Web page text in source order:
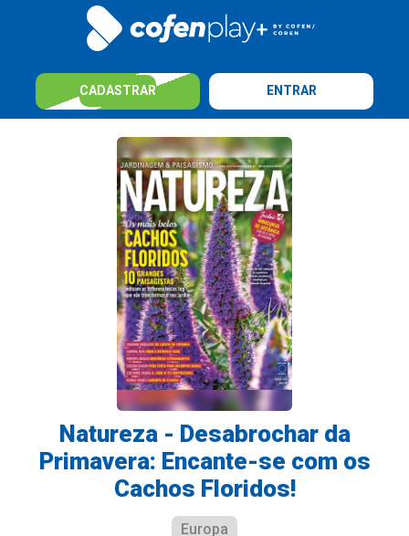
CADASTRAR ENTRAR
Natureza - Desabrochar da
Primavera: Encante-se com os
Cachos Floridos!
Europa